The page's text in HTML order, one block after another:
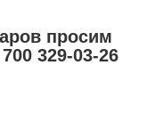
просим
329-03-26